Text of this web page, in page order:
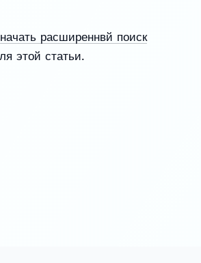
начать расширеннвй поиск
этой статьи.